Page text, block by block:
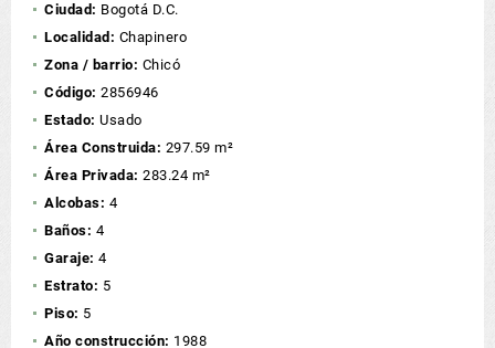
Ciudad: Bogotá D.C.
Localidad: Chapinero
Zona / barrio: Chicó
Código: 2856946
Estado: Usado
Área Construida: 297.59 m²
Área Privada: 283.24 m²
Alcobas: 4
Baños: 4
Garaje: 4
Estrato: 5
Piso: 5
Año construcción: 1988